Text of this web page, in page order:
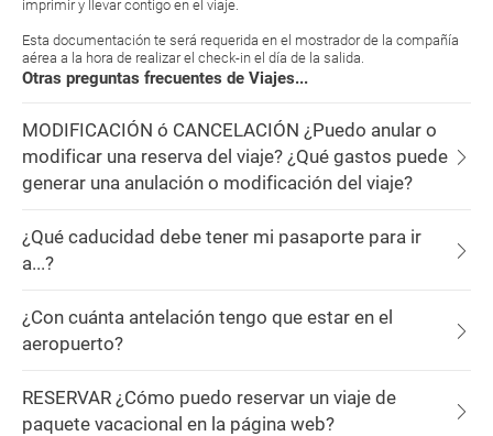
imprimir y llevar contigo en el viaje.
Esta documentación te será requerida en el mostrador de la compañía
aérea a la hora de realizar el check-in el día de la salida.
Otras preguntas frecuentes de Viajes...
MODIFICACIÓN ó CANCELACIÓN ¿Puedo anular o
modificar una reserva del viaje? ¿Qué gastos puede
generar una anulación o modificación del viaje?
¿Qué caducidad debe tener mi pasaporte para ir
a...?
¿Con cuánta antelación tengo que estar en el
aeropuerto?
RESERVAR ¿Cómo puedo reservar un viaje de
paquete vacacional en la página web?